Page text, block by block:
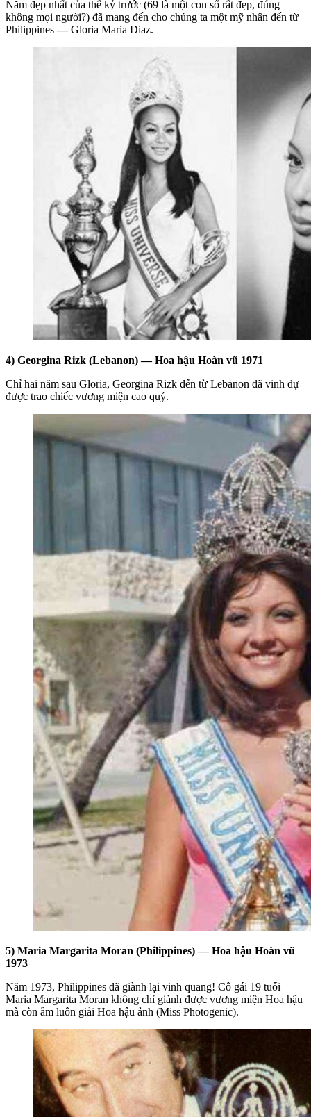
Năm đẹp nhất của thế kỷ trước (69 là một con số rất đẹp, đúng
không mọi người?) đã mang đến cho chúng ta một mỹ nhân đến từ
Philippines—Gloria Maria Diaz.
4) Georgina Rizk (Lebanon) — Hoa hậu Hoàn vũ 1971
Chỉ hai năm sau Gloria, Georgina Rizk đến từ Lebanon đã vinh dự
được trao chiếc vương miện cao quý.
5) Maria Margarita Moran (Philippines) — Hoa hậu Hoàn vũ
1973
Năm 1973, Philippines đã giành lại vinh quang! Cô gái 19 tuổi
Maria Margarita Moran không chỉ giành được vương miện Hoa hậu
mà còn ẵm luôn giải Hoa hậu ảnh (Miss Photogenic).